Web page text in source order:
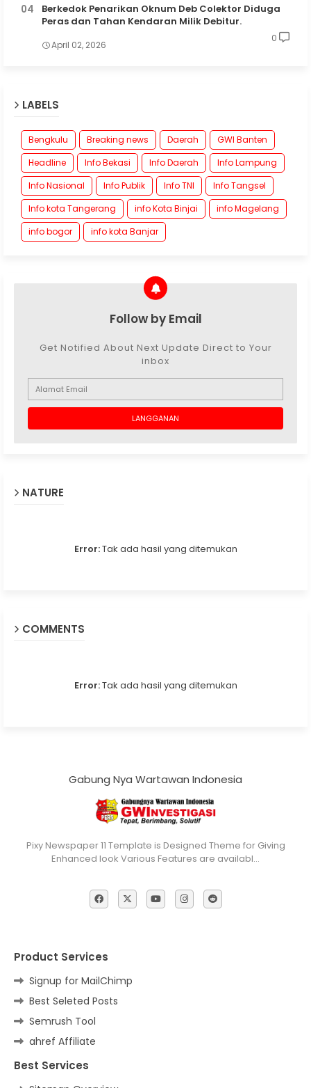
Berkedok Penarikan Oknum Deb Colektor Diduga
Peras dan Tahan Kendaran Milik Debitur.
April 02, 2026
0
LABELS
Bengkulu Breaking news Daerah
GWI Banten
Headline
Info Bekasi Info Daerah
Info Lampung
Info Nasional
Info Publik Info TNI
Info Tangsel
Info kota Tangerang
info Kota Binjai
info Magelang
info bogor
info kota Banjar
Follow by Email
Get Notified About Next Update Direct to Your
inbox
NATURE
Error:Tak ada hasil yang ditemukan
COMMENTS
Error:Tak ada hasil yang ditemukan
Gabung Nya Wartawan Indonesia
Pixy Newspaper 11 Template is Designed Theme for Giving
Enhanced look Various Features are availabl…
Product Services
Signup for MailChimp
Best Seleted Posts
Semrush Tool
ahref Affiliate
Best Services